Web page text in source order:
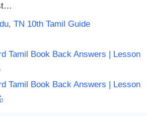
,TN 10th Tamil Guide
Tamil Book Back Answers | Lesson
Tamil Book Back Answers | Lesson